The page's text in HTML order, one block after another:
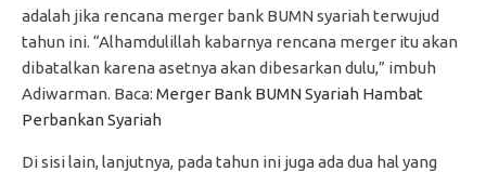
adalah jika rencana merger bank BUMN syariah terwujud
tahun ini. “Alhamdulillah kabarnya rencana merger itu akan
dibatalkan karena asetnya akan dibesarkan dulu,” imbuh
Adiwarman. Baca: Merger Bank BUMN Syariah Hambat
Perbankan Syariah
Di sisi lain, lanjutnya, pada tahun ini juga ada dua hal yang